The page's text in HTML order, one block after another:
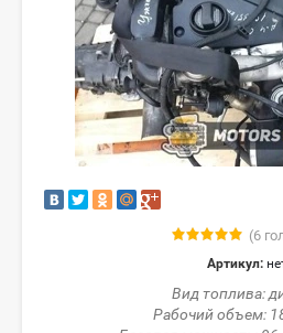
(6
Артикул:
Вид топлива:
Рабочий объем: